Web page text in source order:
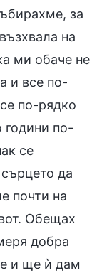
за
на
ми обаче не
и все по-
по-рядко
по-
се
да
почти на
Обещах
добра
и ще ѝ дам